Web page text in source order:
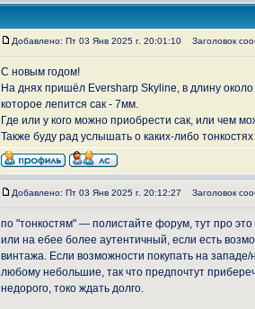
Добавлено: Пт 03 Янв 2025 г. 20:01:10 Заголовок
С новым годом!
На днях пришёл Eversharp Skyline, в длину
которое лепится сак - 7мм.
Где или у кого можно приобрести сак, или чем
Также буду рад услышать о каких-либо
Добавлено: Пт 03 Янв 2025 г. 20:12:27 Заголовок
по "тонкостям" — полистайте форум, тут про
или на ебее более аутентичный, если есть
винтажа. Если возможности покупать на западе/
любому небольшие, так что предпочтут
недорого, токо ждать долго.